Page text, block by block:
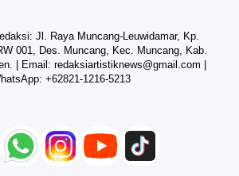
Jl. Raya Muncang-Leuwidamar, Kp.
001, Des. Muncang, Kec. Muncang, Kab.
| Email: redaksiartistiknews@gmail.com
+62821-1216-5213